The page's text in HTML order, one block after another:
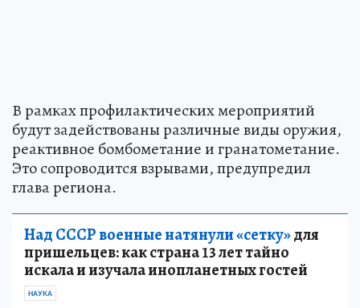
В рамках профилактических мероприятий
будут задействованы различные виды оружия,
реактивное бомбометание и гранатометание.
Это сопроводится взрывами, предупредил
глава региона.
Над СССР военные натянули «сетку»для
пришельцев: как страна 13 лет тайно
искала и изучала инопланетных гостей
НАУКА